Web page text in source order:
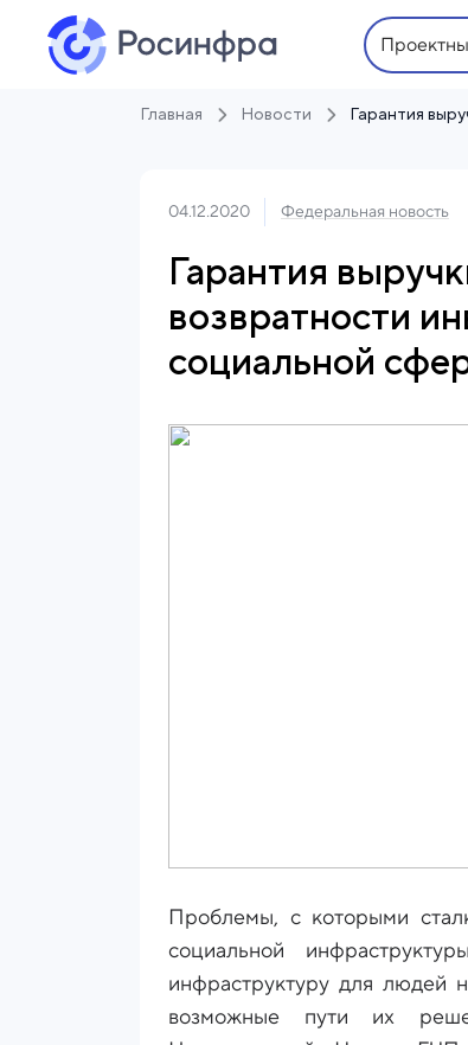
Главная Новости
04.12.2020 Федеральная новость
Гарантия
возвратности
социальной
Проблемы, с которыми
социальной
инфраструктуру для людей
возможные пути их